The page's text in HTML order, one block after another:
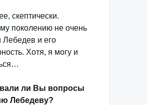
скептически.
поколению не очень
Лебедев и его
Хотя, я могу и
ли Вы вопросы
Лебедеву?